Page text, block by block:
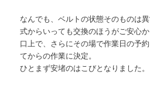
なんでも、ベルトの状態そのものは
式からいっても交換のほうがご安心
口上で、さらにその場で作業日の予
てからの作業に決定。
ひとまず安堵のはこびとなりました。